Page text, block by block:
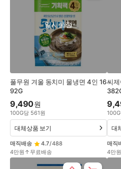
풀무원 겨울 동치미 물냉면 4인 16
92G
일시품절
9,490원
100G당 561원
매직배송 4.7/488
4만원↑무료배송
대체상품 보기
씨
100G
매직
4만
대